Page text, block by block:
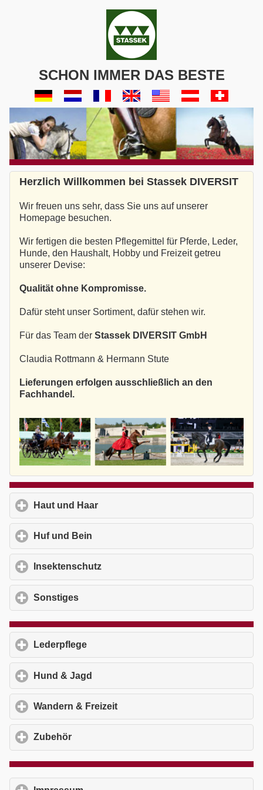
SCHON IMMER DAS BESTE
Herzlich Willkommen bei Stassek DIVERSIT
Wir freuen uns sehr, dass Sie uns auf unserer
Homepage besuchen.
Wir fertigen die besten Pflegemittel für Pferde, Leder,
Hunde, den Haushalt, Hobby und Freizeit getreu
unserer Devise:
Qualität ohne Kompromisse.
Dafür steht unser Sortiment, dafür stehen wir.
Für das Team der Stassek DIVERSIT GmbH
Claudia Rottmann & Hermann Stute
Lieferungen erfolgen ausschließlich an den
Fachhandel.
Haut und Haar
Huf und Bein
Insektenschutz
Sonstiges
Lederpflege
Hund & Jagd
Wandern & Freizeit
Zubehör